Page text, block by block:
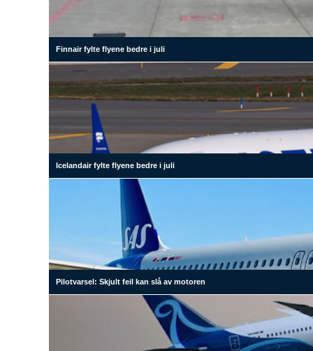
Finnair fylte flyene bedre i juli
Icelandair fylte flyene bedre i juli
Pilotvarsel: Skjult feil kan slå av motoren